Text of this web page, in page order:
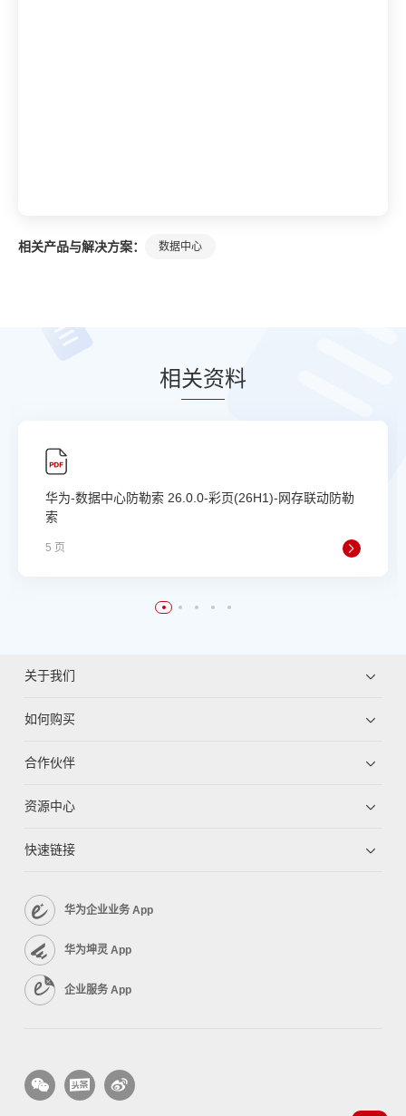
相关产品与解决方案： 数据中心
相关资料
​华为-数据中心防勒索 ​26.0.0-彩页(26H1)-网存联动防勒
索
5 页
关于我们
如何购买
合作伙伴
资源中心
快速链接
华为企业业务 App
华为坤灵 App
企业服务 App